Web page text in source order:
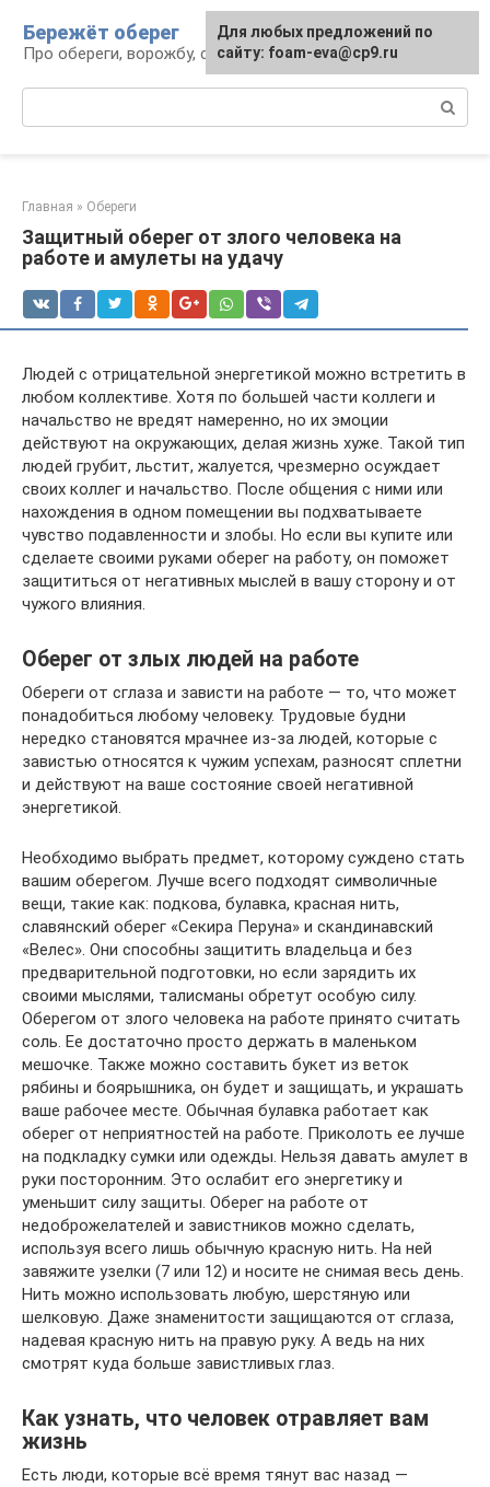
контенту
Бережёт оберег
Про обереги, ворожбу, сны и гадания
Главная » Обереги
Защитный оберег от злого человека на
работе и амулеты на удачу
Людей с отрицательной энергетикой можно встретить в
любом коллективе. Хотя по большей части коллеги и
начальство не вредят намеренно, но их эмоции
действуют на окружающих, делая жизнь хуже. Такой тип
людей грубит, льстит, жалуется, чрезмерно осуждает
своих коллег и начальство. После общения с ними или
нахождения в одном помещении вы подхватываете
чувство подавленности и злобы. Но если вы купите или
сделаете своими руками оберег на работу, он поможет
защититься от негативных мыслей в вашу сторону и от
чужого влияния.
Оберег от злых людей на работе
Обереги от сглаза и зависти на работе — то, что может
понадобиться любому человеку. Трудовые будни
нередко становятся мрачнее из-за людей, которые с
завистью относятся к чужим успехам, разносят сплетни
и действуют на ваше состояние своей негативной
энергетикой.
Необходимо выбрать предмет, которому суждено стать
вашим оберегом. Лучше всего подходят символичные
вещи, такие как: подкова, булавка, красная нить,
славянский оберег «Секира Перуна» и скандинавский
«Велес». Они способны защитить владельца и без
предварительной подготовки, но если зарядить их
своими мыслями, талисманы обретут особую силу.
Оберегом от злого человека на работе принято считать
соль. Ее достаточно просто держать в маленьком
мешочке. Также можно составить букет из веток
рябины и боярышника, он будет и защищать, и украшать
ваше рабочее месте. Обычная булавка работает как
оберег от неприятностей на работе. Приколоть ее лучше
на подкладку сумки или одежды. Нельзя давать амулет в
руки посторонним. Это ослабит его энергетику и
уменьшит силу защиты. Оберег на работе от
недоброжелателей и завистников можно сделать,
используя всего лишь обычную красную нить. На ней
завяжите узелки (7 или 12) и носите не снимая весь день.
Нить можно использовать любую, шерстяную или
шелковую. Даже знаменитости защищаются от сглаза,
надевая красную нить на правую руку. А ведь на них
смотрят куда больше завистливых глаз.
Как узнать, что человек отравляет вам
жизнь
Есть люди, которые всё время тянут вас назад —
Для любых предложений по
сайту: foam-eva@cp9.ru